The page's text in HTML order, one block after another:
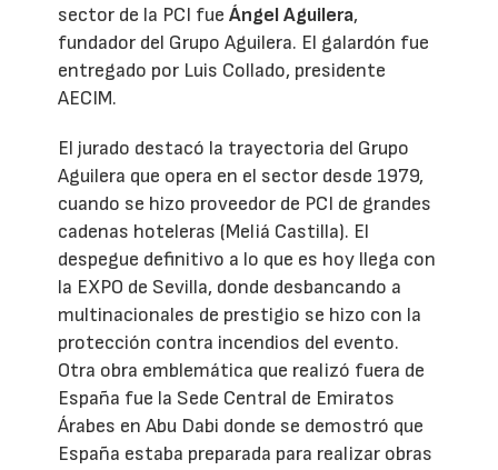
sector de la PCI fueÁngel Aguilera,
fundador del Grupo Aguilera. El galardón fue
entregado por Luis Collado, presidente
AECIM.
El jurado destacó la trayectoria del Grupo
Aguilera que opera en el sector desde 1979,
cuando se hizo proveedor de PCI de grandes
cadenas hoteleras (Meliá Castilla). El
despegue definitivo a lo que es hoy llega con
la EXPO de Sevilla, donde desbancando a
multinacionales de prestigio se hizo con la
protección contra incendios del evento.
Otra obra emblemática que realizó fuera de
España fue la Sede Central de Emiratos
Árabes en Abu Dabi donde se demostró que
España estaba preparada para realizar obras